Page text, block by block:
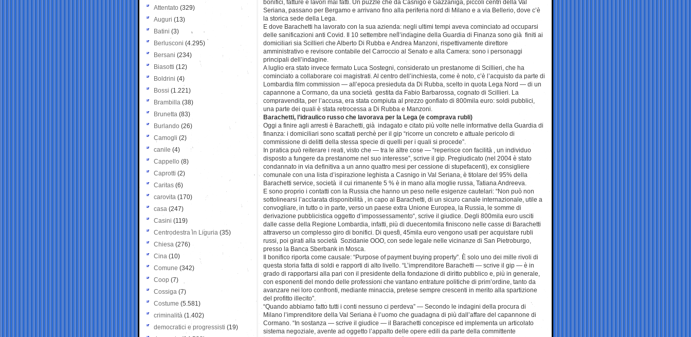
bonifici, fatture e lavori mai fatti. Un puzzle che da Casnigo e Gazzaniga, piccoli centri della Val
Seriana, passano per Bergamo e arrivano fino alla periferia nord di Milano e a via Bellerio, dove c’è
la storica sede della Lega.
E dove Barachetti ha lavorato con la sua azienda: negli ultimi tempi aveva cominciato ad occuparsi
delle sanificazioni anti Covid. Il 10 settembre nell’indagine della Guardia di Finanza sono già finiti ai
domiciliari sia Scillieri che Alberto Di Rubba e Andrea Manzoni, rispettivamente direttore
amministrativo e revisore contabile del Carroccio al Senato e alla Camera: sono i personaggi
principali dell’indagine.
A luglio era stato invece fermato Luca Sostegni, considerato un prestanome di Scillieri, che ha
cominciato a collaborare coi magistrati. Al centro dell’inchiesta, come è noto, c’è l’acquisto da parte di
Lombardia film commission — all’epoca presieduta da Di Rubba, scelto in quota Lega Nord — di un
capannone a Cormano, da una società gestita da Fabio Barbarossa, cognato di Scillieri. La
compravendita, per l’accusa, era stata compiuta al prezzo gonfiato di 800mila euro: soldi pubblici,
una parte dei quali è stata retrocessa a Di Rubba e Manzoni.
Barachetti, l’idraulico russo che lavorava per la Lega (e comprava rubli)
Oggi a finire agli arresti è Barachetti, già indagato e citato più volte nelle informative della Guardia di
finanza: i domiciliari sono scattati perchè per il gip “ricorre un concreto e attuale pericolo di
commissione di delitti della stessa specie di quelli per i quali si procede”.
In pratica può reiterare i reati, visto che — tra le altre cose — “reperisce con facilità , un individuo
disposto a fungere da prestanome nel suo interesse”, scrive il gip. Pregiudicato (nel 2004 è stato
condannato in via definitiva a un anno quattro mesi per cessione di stupefacenti), ex consigliere
comunale con una lista d’ispirazione leghista a Casnigo in Val Seriana, è titolare del 95% della
Barachetti service, società il cui rimanente 5 % è in mano alla moglie russa, Tatiana Andreeva.
E sono proprio i contatti con la Russia che hanno un peso nelle esigenze cautelari: “Non può non
sottolinearsi l’acclarata disponibilità , in capo al Barachetti, di un sicuro canale internazionale, utile a
convogliare, in tutto o in parte, verso un paese extra Unione Europea, la Russia, le somme di
derivazione pubblicistica oggetto d’impossessamento“, scrive il giudice. Degli 800mila euro usciti
dalle casse della Regione Lombardia, infatti, più di duecentomila finiscono nelle casse di Barachetti
attraverso un complesso giro di bonifici. Di questi, 45mila euro vengono usati per acquistare rubli
russi, poi girati alla società Sozidanie OOO, con sede legale nelle vicinanze di San Pietroburgo,
presso la Banca Sberbank in Mosca.
Il bonifico riporta come causale: “Purpose of payment buying property”. È solo uno dei mille rivoli di
questa storia fatta di soldi e rapporti di alto livello. “L’imprenditore Barachetti — scrive il gip — è in
grado di rapportarsi alla pari con il presidente della fondazione di diritto pubblico e, più in generale,
con esponenti del mondo delle professioni che vantano entrature politiche di prim’ordine, tanto da
avanzare nei loro confronti, mediante minaccia, pretese sempre crescenti in merito alla spartizione
del profitto illecito”.
“Quando abbiamo fatto tutti i conti nessuno ci perdeva” — Secondo le indagini della procura di
Milano l’imprenditore della Val Seriana è l’uomo che guadagna di più dall’affare del capannone di
Cormano. “In sostanza — scrive il giudice — il Barachetti concepisce ed implementa un articolato
sistema negoziale, avente ad oggetto l’appalto delle opere edili da parte della committente
Attentato (329)
Auguri (13)
Batini (3)
Berlusconi (4.295)
Bersani (234)
Biasotti (12)
Boldrini (4)
Bossi (1.221)
Brambilla (38)
Brunetta (83)
Burlando (26)
Camogli (2)
canile (4)
Cappello (8)
Caprotti (2)
Caritas (6)
carovita (170)
casa (247)
Casini (119)
Centrodestra in Liguria (35)
Chiesa (276)
Cina (10)
Comune (342)
Coop (7)
Cossiga (7)
Costume (5.581)
criminalità (1.402)
democratici e progressisti (19)